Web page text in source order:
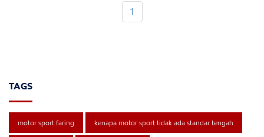
1
TAGS
motor sport faring kenapa motor sport tidak ada standar tengah